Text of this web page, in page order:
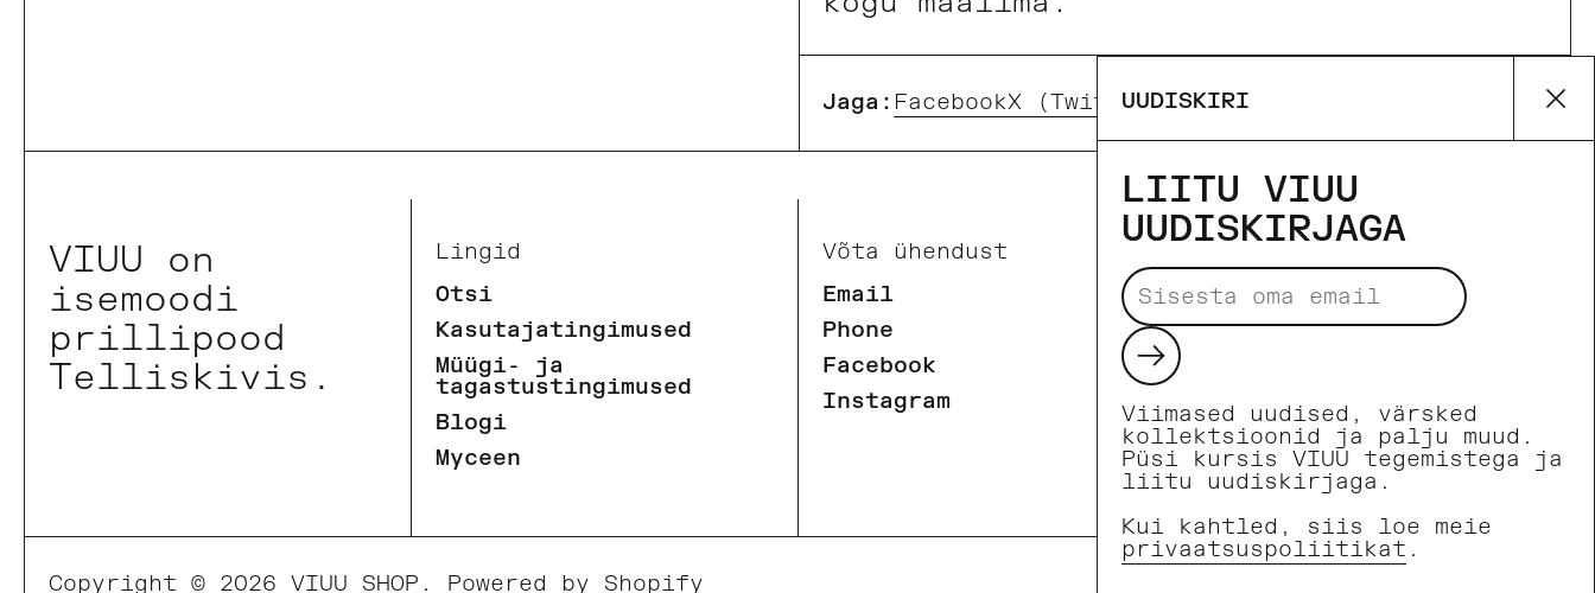
Jaga: FacebookX (Twitter)Pinterest
VIUU on
isemoodi
prillipood
Telliskivis.
Lingid
Otsi
Kasutajatingimused
Müügi- ja
tagastustingimused
Blogi
Myceen
Võta ühendust
Email
Phone
Facebook
Instagram
Copyright © 2026 VIUU SHOP . Powered by Shopify
UUDISKIRI
LIITU VIUU
UUDISKIRJAGA
Saada
Viimased uudised, värsked
kollektsioonid ja palju muud.
Püsi kursis VIUU tegemistega ja
liitu uudiskirjaga.
Kui kahtled, siis loe meie
privaatsuspoliitikat .